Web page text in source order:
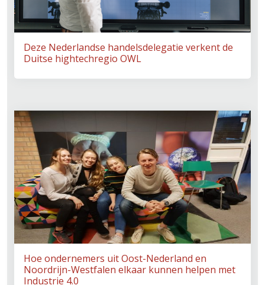
Deze Nederlandse handelsdelegatie verkent de
Duitse hightechregio OWL
Hoe ondernemers uit Oost-Nederland en
Noordrijn-Westfalen elkaar kunnen helpen met
Industrie 4.0